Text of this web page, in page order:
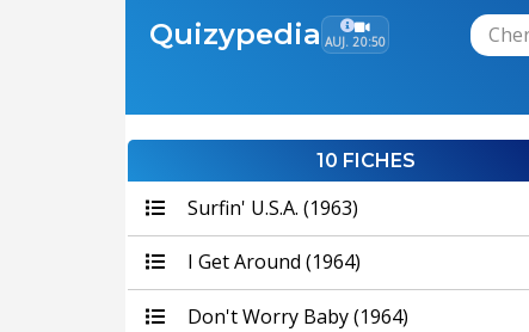
Quizypedia AUJ. 20:50
10 FICHES
Surfin' U.S.A. (1963)
I Get Around (1964)
Don't Worry Baby (1964)